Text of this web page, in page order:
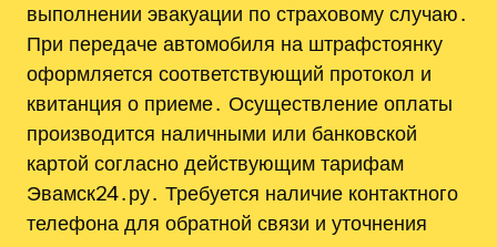
выполнении эвакуации по страховому случаю․
При передаче автомобиля на штрафстоянку
оформляется соответствующий протокол и
квитанция о приеме․ Осуществление оплаты
производится наличными или банковской
картой согласно действующим тарифам
Эвамск24․ру․ Требуется наличие контактного
телефона для обратной связи и уточнения